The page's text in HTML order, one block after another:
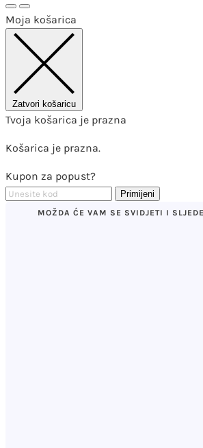
Moja košarica
Zatvori košaricu
Tvoja košarica je prazna
Košarica je prazna.
Kupon za popust?
Primijeni
MOŽDA ĆE VAM SE SVIDJETI I